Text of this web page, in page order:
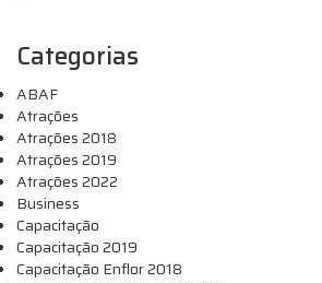
Categorias
ABAF
Atrações
Atrações 2018
Atrações 2019
Atrações 2022
Business
Capacitação
Capacitação 2019
Capacitação Enflor 2018